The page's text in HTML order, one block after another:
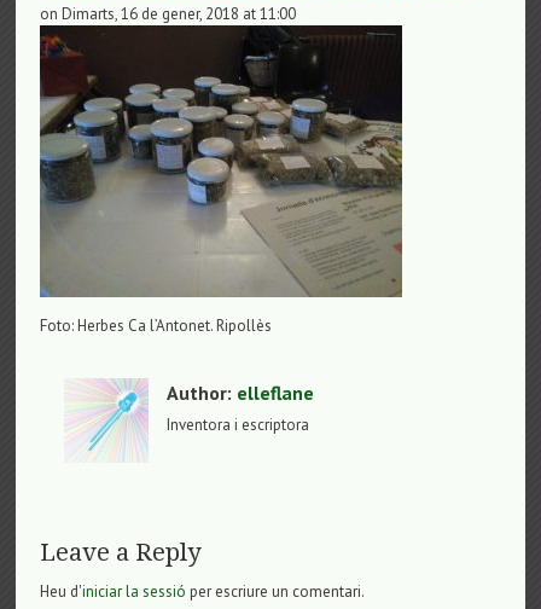
on Dimarts, 16 de gener, 2018 at 11:00
Foto: Herbes Ca l’Antonet. Ripollès
Author: elleflane
Inventora i escriptora
Leave a Reply
Heu d'iniciar la sessió per escriure un comentari.